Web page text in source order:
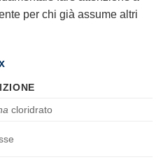
per chi già assume altri
cloridrato